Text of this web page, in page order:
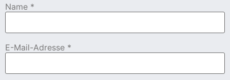
Name *
E-Mail-Adresse *